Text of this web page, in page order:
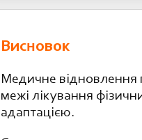
Висновок
Медичне відновлення
межі лікування
адаптацією.